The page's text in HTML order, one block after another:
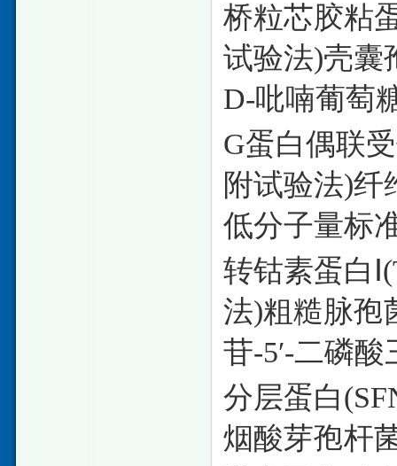
桥粒芯胶粘
试验法)壳囊
D-吡喃葡萄
G蛋白偶联
附试验法)纤
低分子量标
转钴素蛋白
法)粗糙脉孢
苷-5′-二磷酸
分层蛋白
烟酸芽孢杆